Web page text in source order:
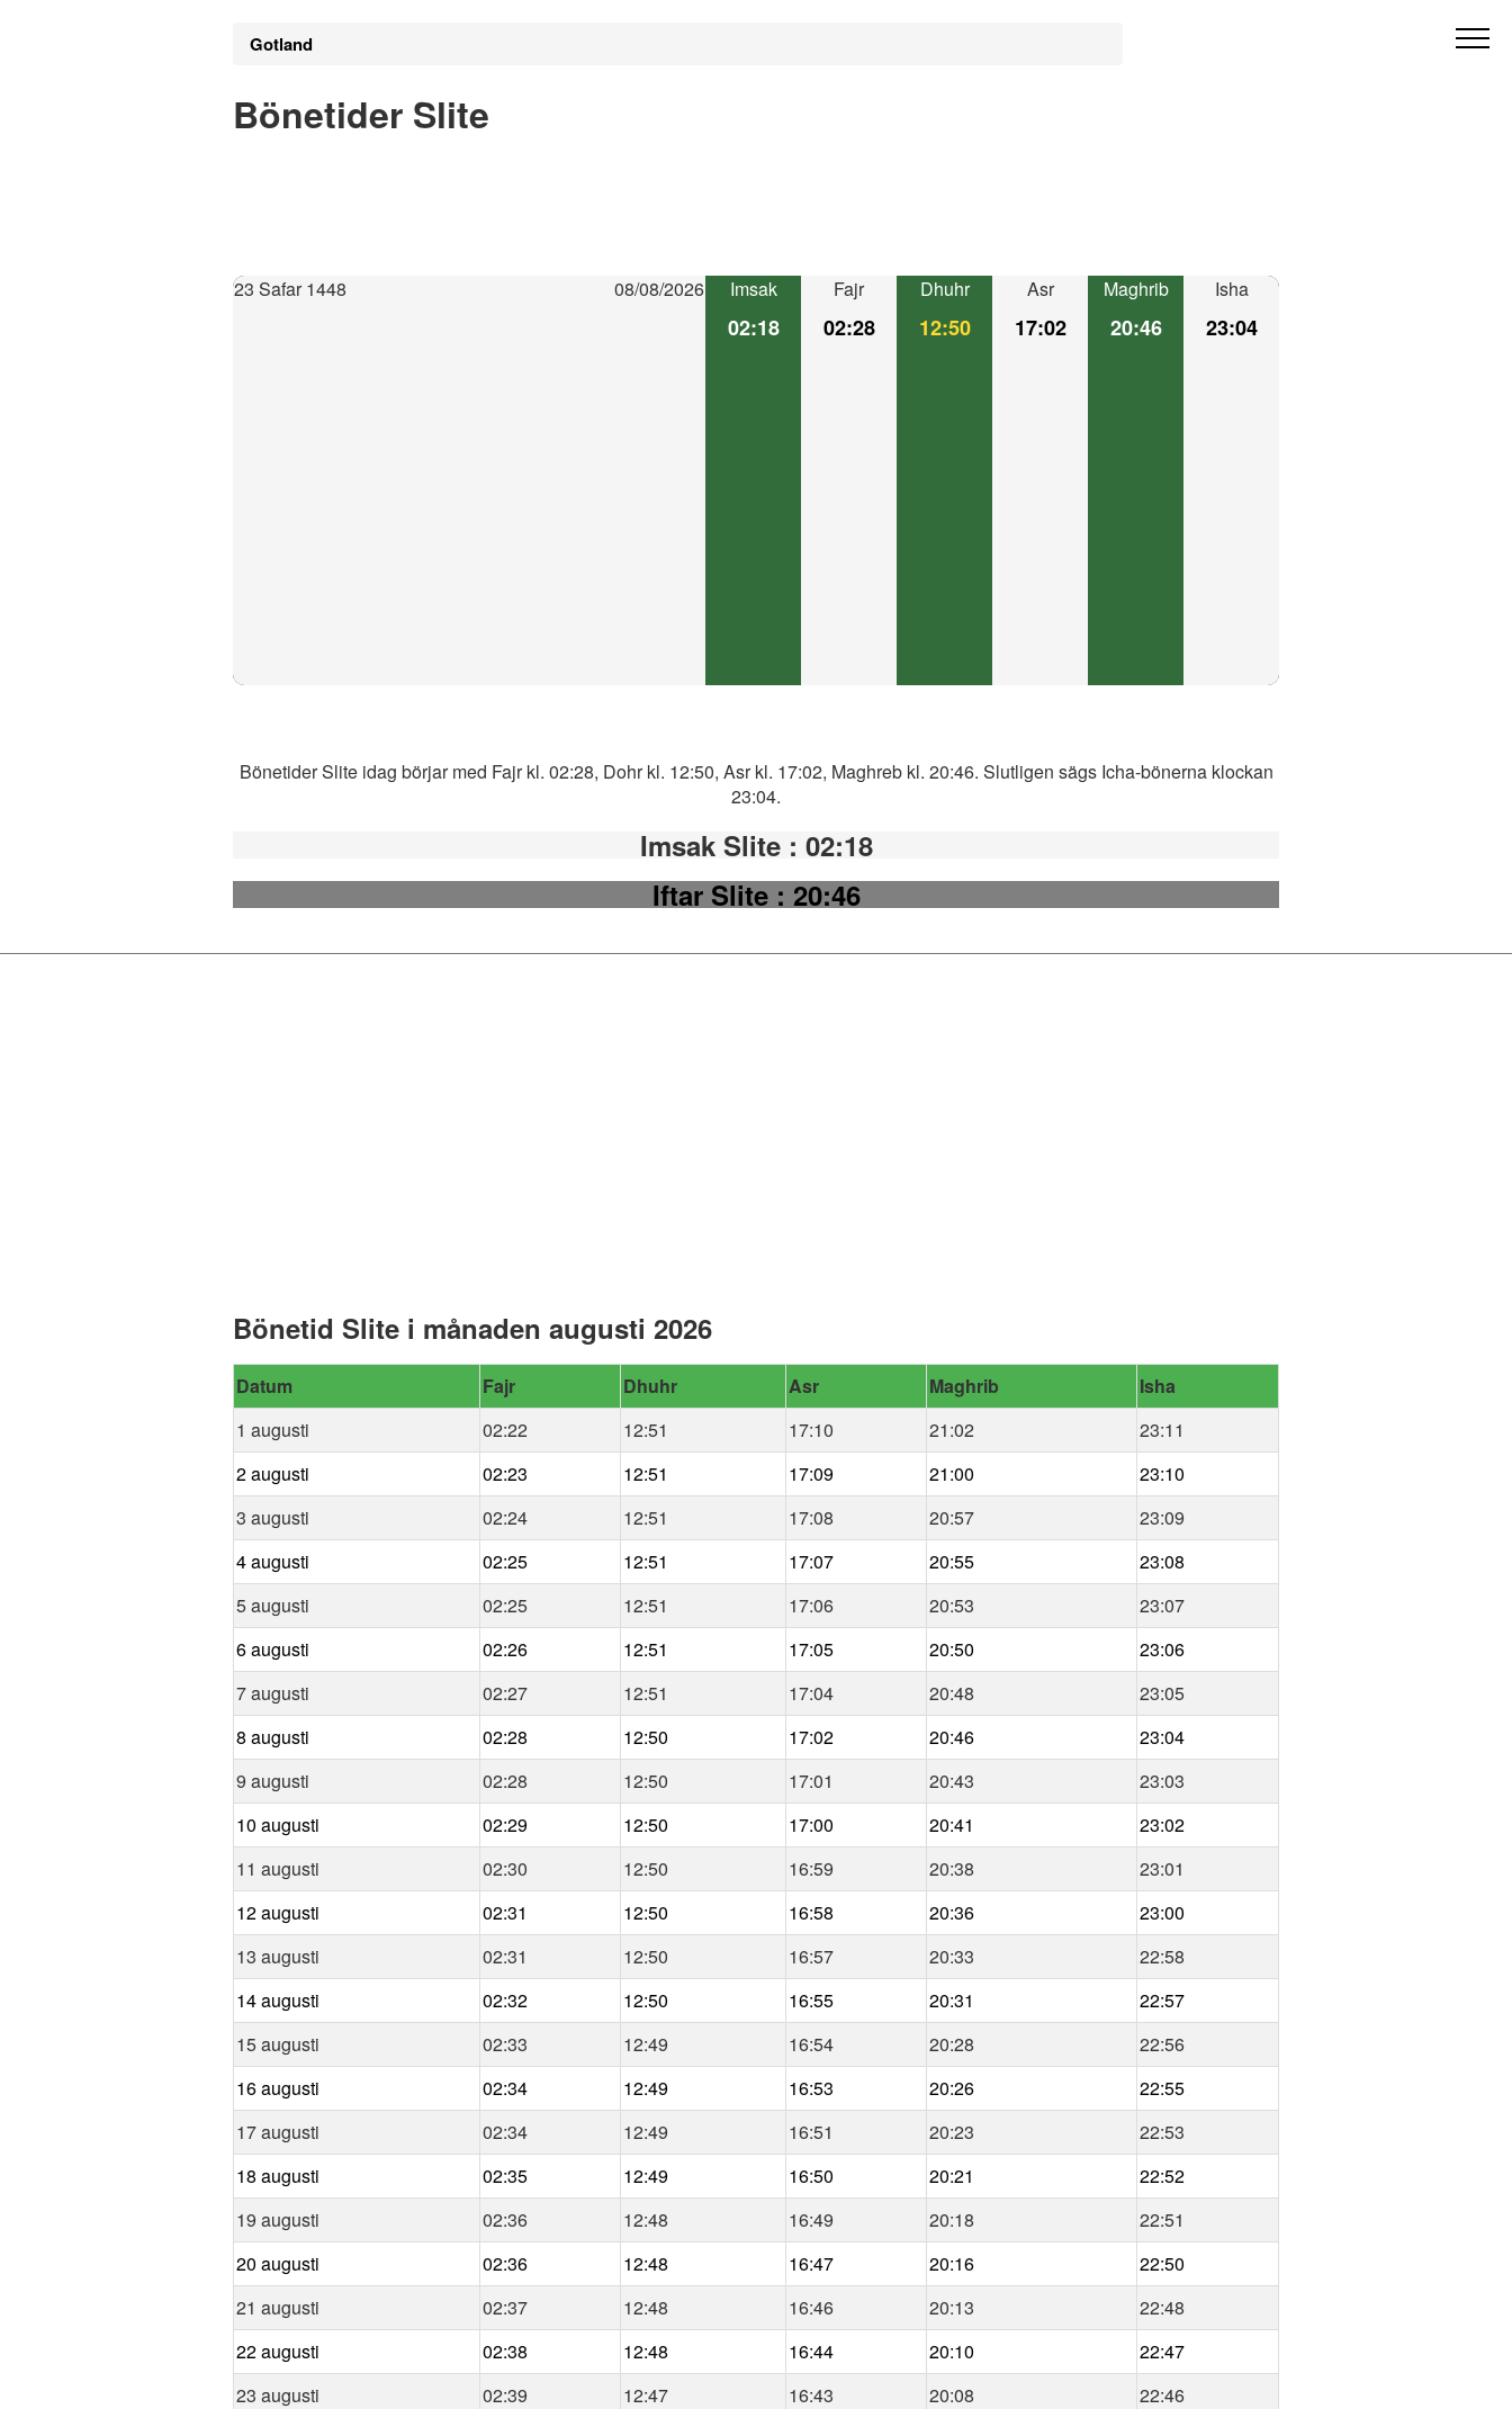
Gotland
Bönetider Slite
23 Safar 1448 08/08/2026 Imsak
02:18
Fajr
02:28
Dhuhr
12:50
Asr
17:02
Maghrib
20:46
Isha
23:04
Bönetider Slite idag börjar med Fajr kl. 02:28, Dohr kl. 12:50, Asr kl. 17:02, Maghreb kl. 20:46. Slutligen sägs Icha-bönerna klockan
23:04.
Imsak Slite : 02:18
Iftar Slite: 20:46
Bönetid Slite i månaden augusti 2026
Datum Fajr Dhuhr Asr Maghrib
Isha
1 augusti
02:22 12:51 17:10 21:02
23:11
2 augusti
02:23 12:51 17:09 21:00
23:10
3 augusti
02:24 12:51 17:08 20:57
23:09
4 augusti
02:25 12:51 17:07 20:55
23:08
5 augusti
02:25 12:51 17:06 20:53
23:07
6 augusti
02:26 12:51 17:05 20:50
23:06
7 augusti
02:27 12:51 17:04 20:48
23:05
8 augusti
02:28 12:50 17:02 20:46
23:04
9 augusti
02:28 12:50 17:01 20:43
23:03
10 augusti
02:29 12:50 17:00 20:41
23:02
11 augusti
02:30 12:50 16:59 20:38
23:01
12 augusti
02:31 12:50 16:58 20:36
23:00
13 augusti
02:31 12:50 16:57 20:33
22:58
14 augusti
02:32 12:50 16:55 20:31
22:57
15 augusti
02:33 12:49 16:54 20:28
22:56
16 augusti
02:34 12:49 16:53 20:26
22:55
17 augusti
02:34 12:49 16:51 20:23
22:53
18 augusti
02:35 12:49 16:50 20:21
22:52
19 augusti
02:36 12:48 16:49 20:18
22:51
20 augusti
02:36 12:48 16:47 20:16
22:50
21 augusti
02:37 12:48 16:46 20:13
22:48
22 augusti
02:38 12:48 16:44 20:10
22:47
23 augusti
02:39 12:47 16:43 20:08
22:46